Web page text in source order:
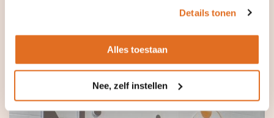
Details tonen
Alles toestaan
Nee, zelf instellen
Voordat een nieuwe informatiestandaard gepubliceerd
aanpassingsverzoeken en opmerkingen in te dienen tijdens
een openbare consultatie. In dit overzicht staan de
standaarden waarop gereageerd kan worden.